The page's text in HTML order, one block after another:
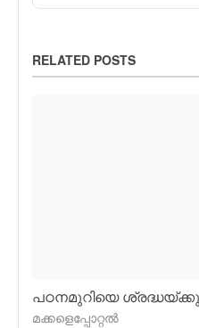
RELATED POSTS
പഠനമുറിയെ
മക്കളെപ്പോറ്റല്‍